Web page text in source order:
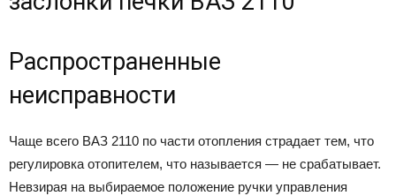
Распространенные
неисправности
Чаще всего ВАЗ 2110 по части отопления страдает тем, что
регулировка отопителем, что называется — не срабатывает.
Невзирая на выбираемое положение ручки управления